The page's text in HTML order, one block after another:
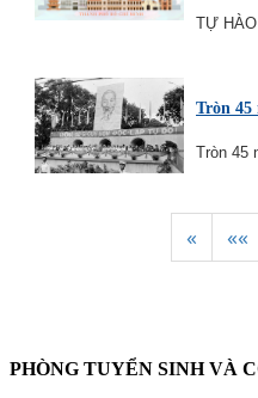
TỰ
Tròn 45
Tròn 45
« ««
PHÒNG TUYỂN SINH VÀ